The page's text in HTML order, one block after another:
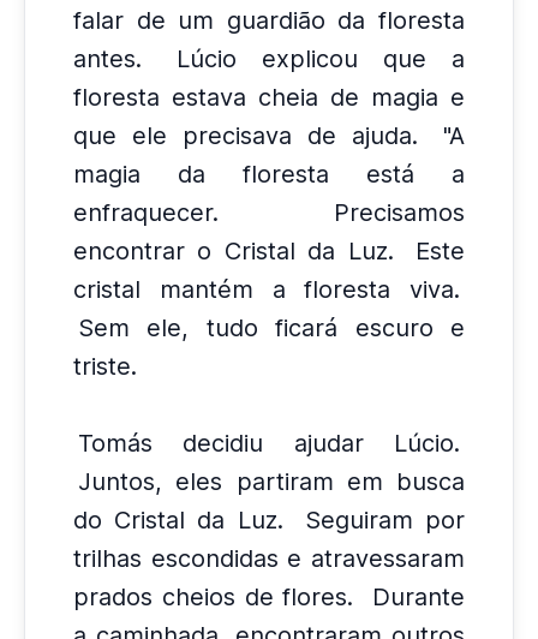
falar de um guardião da floresta
antes.
Lúcio explicou que a
floresta estava cheia de magia e
que ele precisava de ajuda.
"A
magia da floresta está a
enfraquecer.
Precisamos
encontrar o Cristal da Luz.
Este
cristal mantém a floresta viva.
Sem ele, tudo ficará escuro e
triste.
Tomás decidiu ajudar Lúcio.
Juntos, eles partiram em busca
do Cristal da Luz.
Seguiram por
trilhas escondidas e atravessaram
prados cheios de flores.
Durante